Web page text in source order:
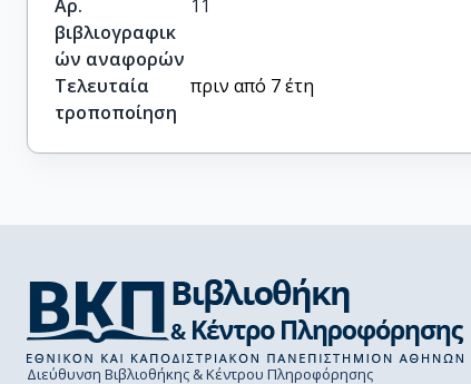
Αρ.
βιβλιογραφικ
ών αναφορών
11
Τελευταία
τροποποίηση
πριν από 7 έτη
Διεύθυνση Βιβλιοθήκης & Κέντρου Πληροφόρησης